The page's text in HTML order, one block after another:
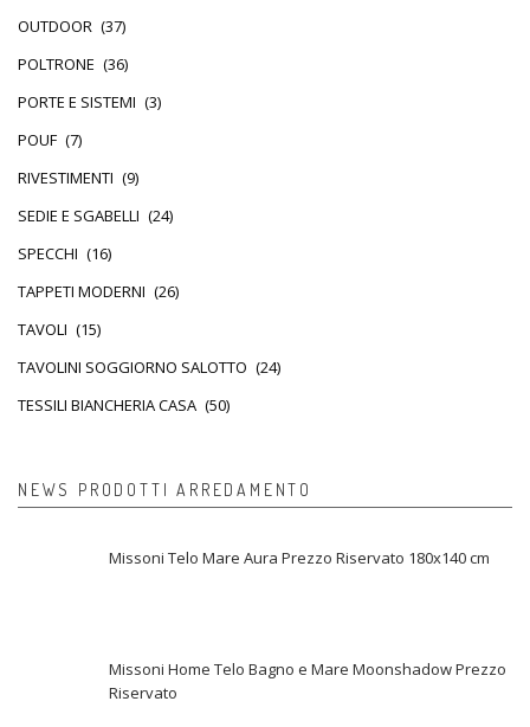
OUTDOOR (37)
POLTRONE (36)
PORTE E SISTEMI (3)
POUF (7)
RIVESTIMENTI (9)
SEDIE E SGABELLI (24)
SPECCHI (16)
TAPPETI MODERNI (26)
TAVOLI (15)
TAVOLINI SOGGIORNO SALOTTO (24)
TESSILI BIANCHERIA CASA (50)
NEWS PRODOTTI ARREDAMENTO
Missoni Telo Mare Aura Prezzo Riservato 180x140 cm
Missoni Home Telo Bagno e Mare Moonshadow Prezzo
Riservato